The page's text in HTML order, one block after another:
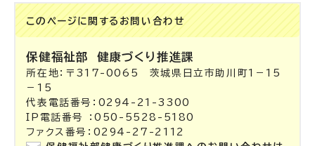
このページに関する お問い合わせ
保健福祉部健康づくり推進課
所在地：〒317-0065 茨城県日立市助川町1－15
－15
代表電話番号：0294-21-3300
IP電話番号 ：050-5528-5180
ファクス番号：0294-27-2112